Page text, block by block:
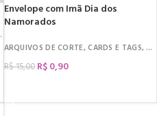
DATAS COMEMORATIVAS
Envelope com Imã Dia dos
Namorados
ARQUIVOS DE CORTE,CARDS E TAGS,
R$15,00 R$0,90